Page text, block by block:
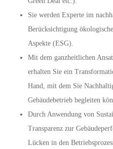
Sie werden Experte im
Berücksichtigung
Aspekte (ESG).
Mit dem ganzheitlichen
erhalten Sie ein
Hand, mit dem Sie
Gebäudebetrieb begleiten
Durch Anwendung von
Transparenz zur
Lücken in den